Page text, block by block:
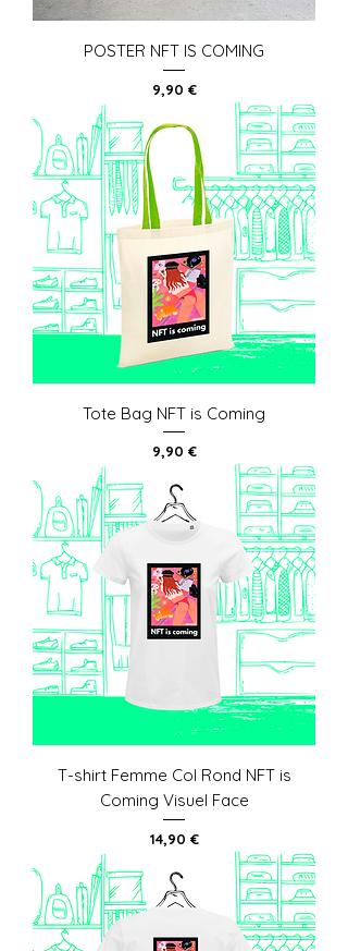
POSTER NFT IS COMING
Prix
9,90 €
Tote Bag NFT is Coming
Prix
9,90 €
T-shirt Femme Col Rond NFT is
Coming Visuel Face
Prix
14,90 €